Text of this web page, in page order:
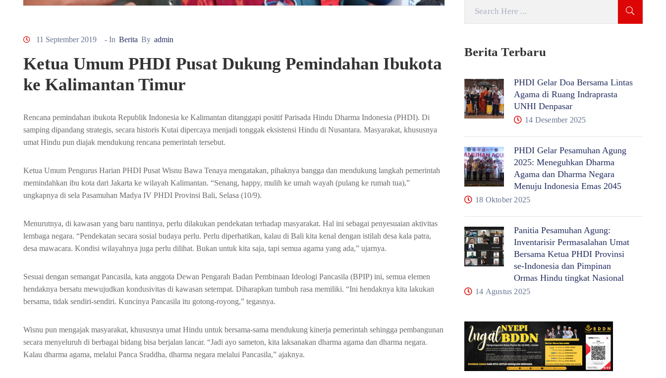
11 September 2019 - In Berita By admin
Ketua Umum PHDI Pusat Dukung Pemindahan Ibukota
ke Kalimantan Timur
Rencana pemindahan ibukota Republik Indonesia ke Kalimantan ditanggapi positif Parisada Hindu Dharma Indonesia (PHDI). Di
samping dipandang strategis, secara historis Kutai dipercaya menjadi tonggak eksistensi Hindu di Nusantara. Masyarakat, khususnya
umat Hindu pun diajak mendukung rencana pemerintah tersebut.
Ketua Umum Pengurus Harian PHDI Pusat Wisnu Bawa Tenaya mengatakan, pihaknya bangga dan mendukung langkah pemerintah
memindahkan ibu kota dari Jakarta ke wilayah Kalimantan. “Senang, happy, mulih ke umah wayah (pulang ke rumah tua),”
ungkapnya di sela Pasamuhan Madya IV PHDI Provinsi Bali, Selasa (10/9).
Menurutnya, di kawasan yang baru nantinya, perlu dilakukan pendekatan terhadap masyarakat. Hal ini sebagai penyesuaian aktivitas
lembaga negara. “Pendekatan secara sosial budaya perlu. Perlu diperhatikan, kalau di Bali kita kenal dengan istilah desa kala patra,
desa mawacara. Kondisi wilayahnya juga perlu dilihat. Bukan untuk kita saja, tapi semua agama yang ada,” ujarnya.
Sesuai dengan semangat Pancasila, kata anggota Dewan Pengarah Badan Pembinaan Ideologi Pancasila (BPIP) ini, semua elemen
hendaknya bersatu mewujudkan kondusivitas di kawasan setempat. Diharapkan tumbuh rasa memiliki. “Ini hendaknya kita lakukan
bersama, tidak sendiri-sendiri. Kuncinya Pancasila itu gotong-royong,” tegasnya.
Wisnu pun mengajak masyarakat, khususnya umat Hindu untuk bersama-sama mendukung kinerja pemerintah sehingga pembangunan
secara menyeluruh di berbagai bidang bisa berjalan lancar. “Jadi ayo sameton, kita laksanakan dharma agama dan dharma negara.
Kalau dharma agama, melalui Panca Sraddha, dharma negara melalui Pancasila,” ajaknya.
Berita Terbaru
PHDI Gelar Doa Bersama Lintas
Agama di Ruang Indraprasta
UNHI Denpasar
14 Desember 2025
PHDI Gelar Pesamuhan Agung
2025: Meneguhkan Dharma
Agama dan Dharma Negara
Menuju Indonesia Emas 2045
18 Oktober 2025
Panitia Pesamuhan Agung:
Inventarisir Permasalahan Umat
Bersama Ketua PHDI Provinsi
se-Indonesia dan Pimpinan
Ormas Hindu tingkat Nasional
14 Agustus 2025